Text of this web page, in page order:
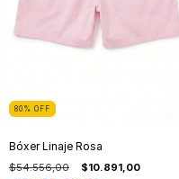
80 % OFF
Bóxer Linaje Rosa
$54.556,00 $10.891,00